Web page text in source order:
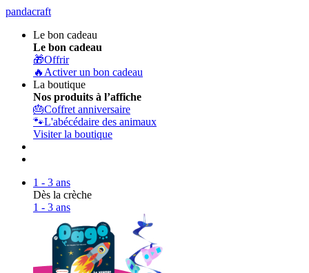
pandacraft
Le bon cadeau
Le bon cadeau
🎁Offrir
🔥 Activer un bon cadeau
La boutique
Nos produits à l’affiche
🎂Coffret anniversaire
🐾L'abécédaire des animaux
Visiter la boutique
1 - 3 ans
Dès la crèche
1 - 3 ans